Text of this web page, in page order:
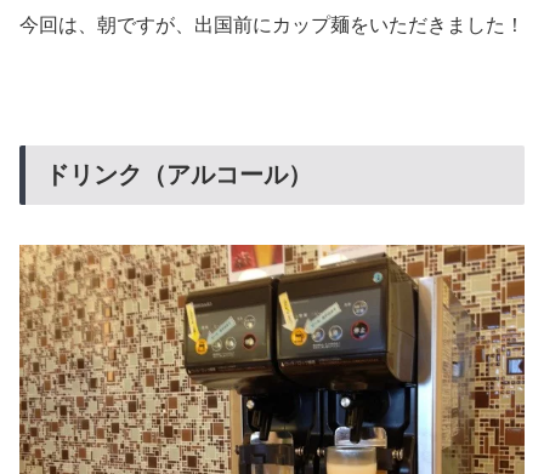
今回は、朝ですが、出国前にカップ麺をいただきました！
ドリンク（アルコール）